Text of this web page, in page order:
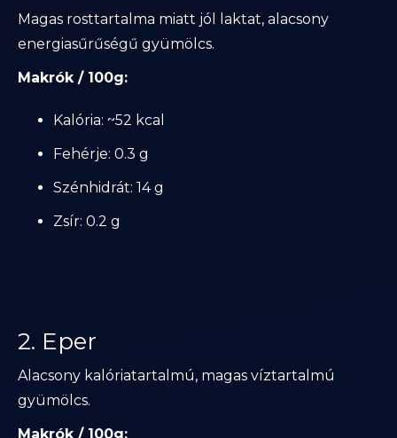
Magas rosttartalma miatt jól laktat, alacsony
energiasűrűségű gyümölcs.
Makrók / 100g:
Kalória: ~52 kcal
Fehérje: 0.3 g
Szénhidrát: 14 g
Zsír: 0.2 g
2. Eper
Alacsony kalóriatartalmú, magas víztartalmú
gyümölcs.
Makrók / 100g: